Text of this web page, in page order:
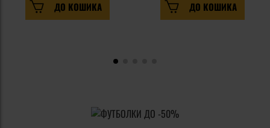
ДО КОШИКА ДО КОШИКА